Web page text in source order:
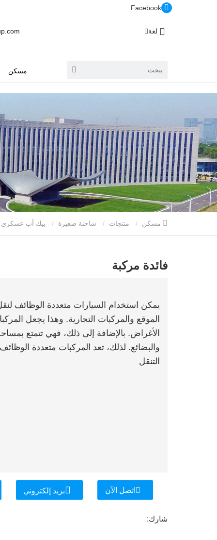
Facebook
لغة
مسكن
منتجات شاحنة صغيرة بيك أب عسكري
فائدة مركبة
يمكن استخدام السيارات متعددة الوظائف
الموقع والمركبات التجارية. وهذا يجعل
الأغراض. بالإضافة إلى ذلك، فهي تتمتع
والبضائع. لذلك، تعد المركبات متعددة
التنقل
اتصل الآن بريد إلكتروني
شارك: